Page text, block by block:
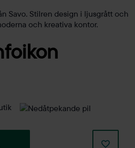
Savo. Stilren design i ljusgrått och
och kreativa kontor.